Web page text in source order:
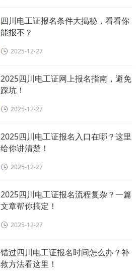
四川电工证报名条件大揭秘，看看你
能报不？
2025-12-27
2025四川电工证网上报名指南，避免
踩坑！
2025-12-27
2025四川电工证报名入口在哪？这里
给你讲清楚！
2025-12-27
2025四川电工证报名流程复杂？一篇
文章帮你搞定！
2025-12-27
错过四川电工证报名时间怎么办？补
救方法看这里！